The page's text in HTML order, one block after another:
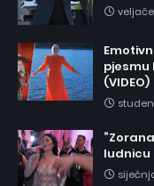
pjesmu
(VIDEO)
ludnicu